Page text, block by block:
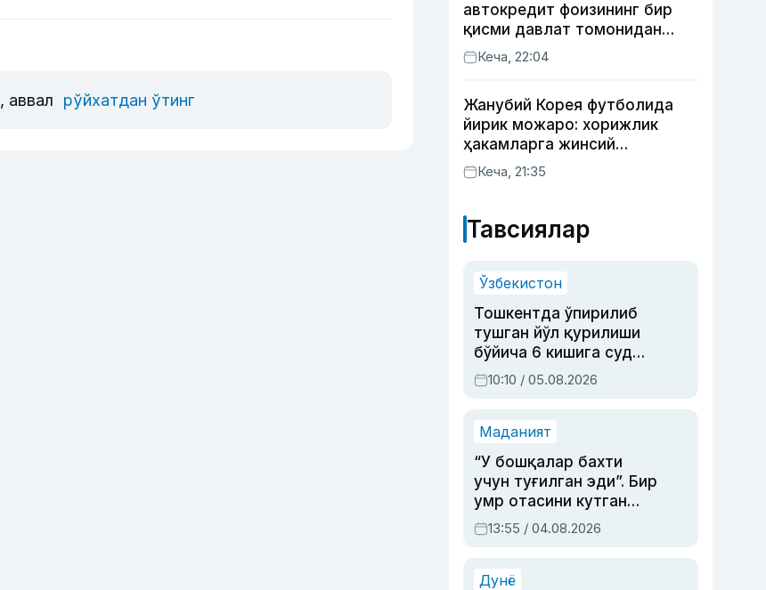
аввал рўйхатдан ўтинг
автокредит фоизининг бир
қисми давлат томонидан
қоплаб берилиши мумкин
Кеча, 22:04
Жанубий Корея футболида
йирик можаро: хорижлик
ҳакамларга жинсий
хизматлар кўрсатилгани
маълум қилинди
Кеча, 21:35
Тавсиялар
Ўзбекистон
Тошкентда ўпирилиб
тушган йўл қурилиши
бўйича 6 кишига суд
ҳукми ўқилди
10:10 / 05.08.2026
Маданият
“У бошқалар бахти
учун туғилган эди”. Бир
умр отасини кутган
актриса ва дубльяж
устаси Римма
синовларга тўла ҳаёти
13:55 / 04.08.2026
Дунё